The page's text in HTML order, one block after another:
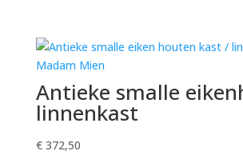
Antieke smalle
linnenkast
€372,50